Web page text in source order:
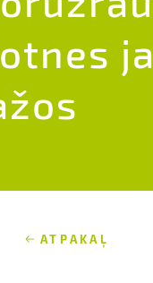
ATPAKAĻ